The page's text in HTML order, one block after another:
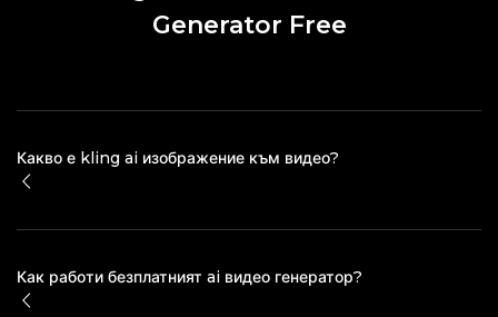
Generator Free
Какво е kling ai изображение към видео?
Как работи безплатният ai видео генератор?